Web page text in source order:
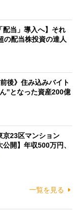
配当」導入へ】それ
の配当株投資の達人
後》住み込みバイト
”となった資産200億
京23区マンション
公開】年収500万円、
一覧を見る